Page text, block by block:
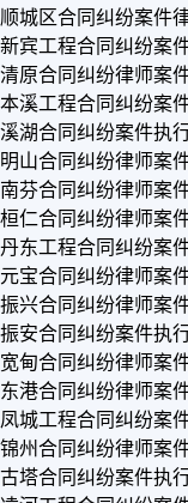
顺城区合同纠纷案件
新宾工程合同纠纷案
清原合同纠纷律师案
本溪工程合同纠纷案
溪湖合同纠纷案件执
明山合同纠纷律师案
南芬合同纠纷律师案
桓仁合同纠纷律师案
丹东工程合同纠纷案
元宝合同纠纷律师案
振兴合同纠纷律师案
振安合同纠纷案件执
宽甸合同纠纷律师案
东港合同纠纷律师案
凤城工程合同纠纷案
锦州合同纠纷律师案
古塔合同纠纷案件执